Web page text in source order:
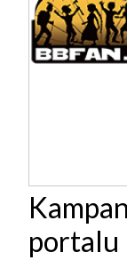
portalu